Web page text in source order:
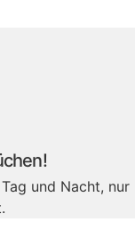
und Nacht, nur